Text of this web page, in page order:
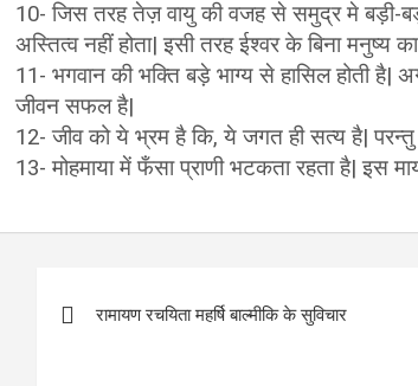
10- जिस तरह तेज़ वायु की वजह से समुद्र मे बड़ी-
अस्तित्व नहीं होता| इसी तरह ईश्वर के बिना मनुष्य
11- भगवान की भक्ति बड़े भाग्य से हासिल होती है|
जीवन सफल है|
12- जीव को ये भ्रम है कि, ये जगत ही सत्य है|
13- मोहमाया में फँसा प्राणी भटकता रहता है| इस
रामायण रचयिता महर्षि बाल्मीकि के सुविचार